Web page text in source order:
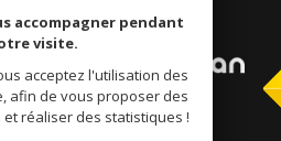
accompagner pendant
visite.
acceptez l'utilisation des
afin de vous proposer des
réaliser des statistiques !